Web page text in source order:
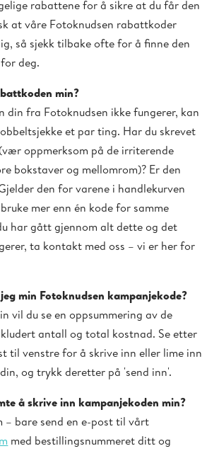
rabattene for å sikre at du får den
at våre Fotoknudsen rabattkoder
så sjekk tilbake ofte for å finne den
deg.
min?
din fra Fotoknudsen ikke fungerer, kan
et par ting. Har du skrevet
oppmerksom på de irriterende
bokstaver og mellomrom)? Er den
den for varene i handlekurven
mer enn én kode for samme
har gått gjennom alt dette og det
ta kontakt med oss – vi er her for
min Fotoknudsen kampanjekode?
vil du se en oppsummering av de
antall og total kostnad. Se etter
til venstre for å skrive inn eller lime inn
og trykk deretter på 'send inn'.
å skrive inn kampanjekoden min?
– bare send en e-post til vårt
med bestillingsnummeret ditt og